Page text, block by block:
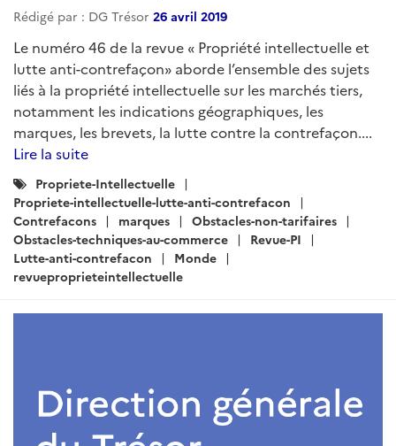
Rédigé par : DG Trésor 26 avril 2019
Le numéro 46 de la revue « Propriété intellectuelle et
lutte anti-contrefaçon» aborde l’ensemble des sujets
liés à la propriété intellectuelle sur les marchés tiers,
notamment les indications géographiques, les
marques, les brevets, la lutte contre la contrefaçon....
Lire la suite
Catégories
:
Propriete-Intellectuelle
Propriete-intellectuelle-lutte-anti-contrefacon
Contrefacons
marques
Obstacles-non-tarifaires
Obstacles-techniques-au-commerce
Revue-PI
Lutte-anti-contrefacon
Monde
revueproprieteintellectuelle